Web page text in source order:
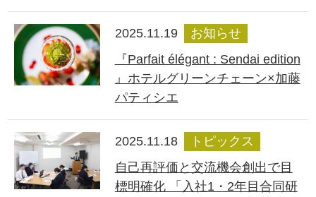
2025.11.19
お知らせ
『Parfait élégant : Sendai edition
』ホテルグリーンチェーン×加藤
パティシエ
2025.11.18
トピックス
自己再評価と交流機会創出で目
標明確化 「入社1・2年目合同研